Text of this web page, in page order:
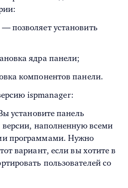
— позволяет установить
ядра панели;
компонентов панели.
ispmanager:
установите панель
наполненную всеми
программами. Нужно
вариант, если вы хотите в
пользователей со